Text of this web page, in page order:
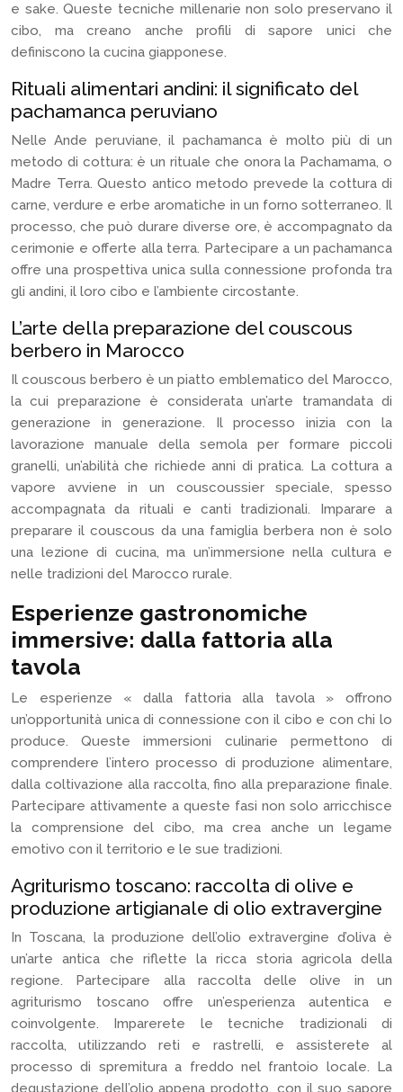
e sake. Queste tecniche millenarie non solo preservano il
cibo, ma creano anche profili di sapore unici che
definiscono la cucina giapponese.
Rituali alimentari andini: il significato del
pachamanca peruviano
Nelle Ande peruviane, il pachamanca è molto più di un
metodo di cottura: è un rituale che onora la Pachamama, o
Madre Terra. Questo antico metodo prevede la cottura di
carne, verdure e erbe aromatiche in un forno sotterraneo. Il
processo, che può durare diverse ore, è accompagnato da
cerimonie e offerte alla terra. Partecipare a un pachamanca
offre una prospettiva unica sulla connessione profonda tra
gli andini, il loro cibo e l’ambiente circostante.
L’arte della preparazione del couscous
berbero in Marocco
Il couscous berbero è un piatto emblematico del Marocco,
la cui preparazione è considerata un’arte tramandata di
generazione in generazione. Il processo inizia con la
lavorazione manuale della semola per formare piccoli
granelli, un’abilità che richiede anni di pratica. La cottura a
vapore avviene in un couscoussier speciale, spesso
accompagnata da rituali e canti tradizionali. Imparare a
preparare il couscous da una famiglia berbera non è solo
una lezione di cucina, ma un’immersione nella cultura e
nelle tradizioni del Marocco rurale.
Esperienze gastronomiche
immersive: dalla fattoria alla
tavola
Le esperienze « dalla fattoria alla tavola » offrono
un’opportunità unica di connessione con il cibo e con chi lo
produce. Queste immersioni culinarie permettono di
comprendere l’intero processo di produzione alimentare,
dalla coltivazione alla raccolta, fino alla preparazione finale.
Partecipare attivamente a queste fasi non solo arricchisce
la comprensione del cibo, ma crea anche un legame
emotivo con il territorio e le sue tradizioni.
Agriturismo toscano: raccolta di olive e
produzione artigianale di olio extravergine
In Toscana, la produzione dell’olio extravergine d’oliva è
un’arte antica che riflette la ricca storia agricola della
regione. Partecipare alla raccolta delle olive in un
agriturismo toscano offre un’esperienza autentica e
coinvolgente. Imparerete le tecniche tradizionali di
raccolta, utilizzando reti e rastrelli, e assisterete al
processo di spremitura a freddo nel frantoio locale. La
degustazione dell’olio appena prodotto, con il suo sapore